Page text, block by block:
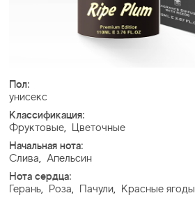
Пол:
унисекс
Классификация:
Фруктовые, Цветочные
Начальная нота:
Слива, Апельсин
Нота сердца:
Герань, Роза, Пачули, Красные ягоды